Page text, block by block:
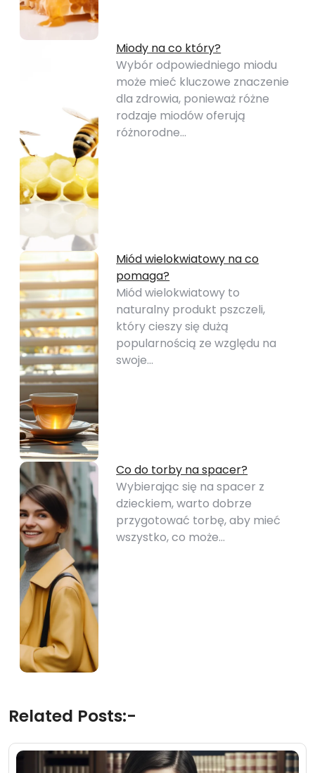
Miody na co który?
Wybór odpowiedniego miodu
może mieć kluczowe znaczenie
dla zdrowia, ponieważ różne
rodzaje miodów oferują
różnorodne…
Miód wielokwiatowy na co
pomaga?
Miód wielokwiatowy to
naturalny produkt pszczeli,
który cieszy się dużą
popularnością ze względu na
swoje…
Co do torby na spacer?
Wybierając się na spacer z
dzieckiem, warto dobrze
przygotować torbę, aby mieć
wszystko, co może…
Related Posts:-